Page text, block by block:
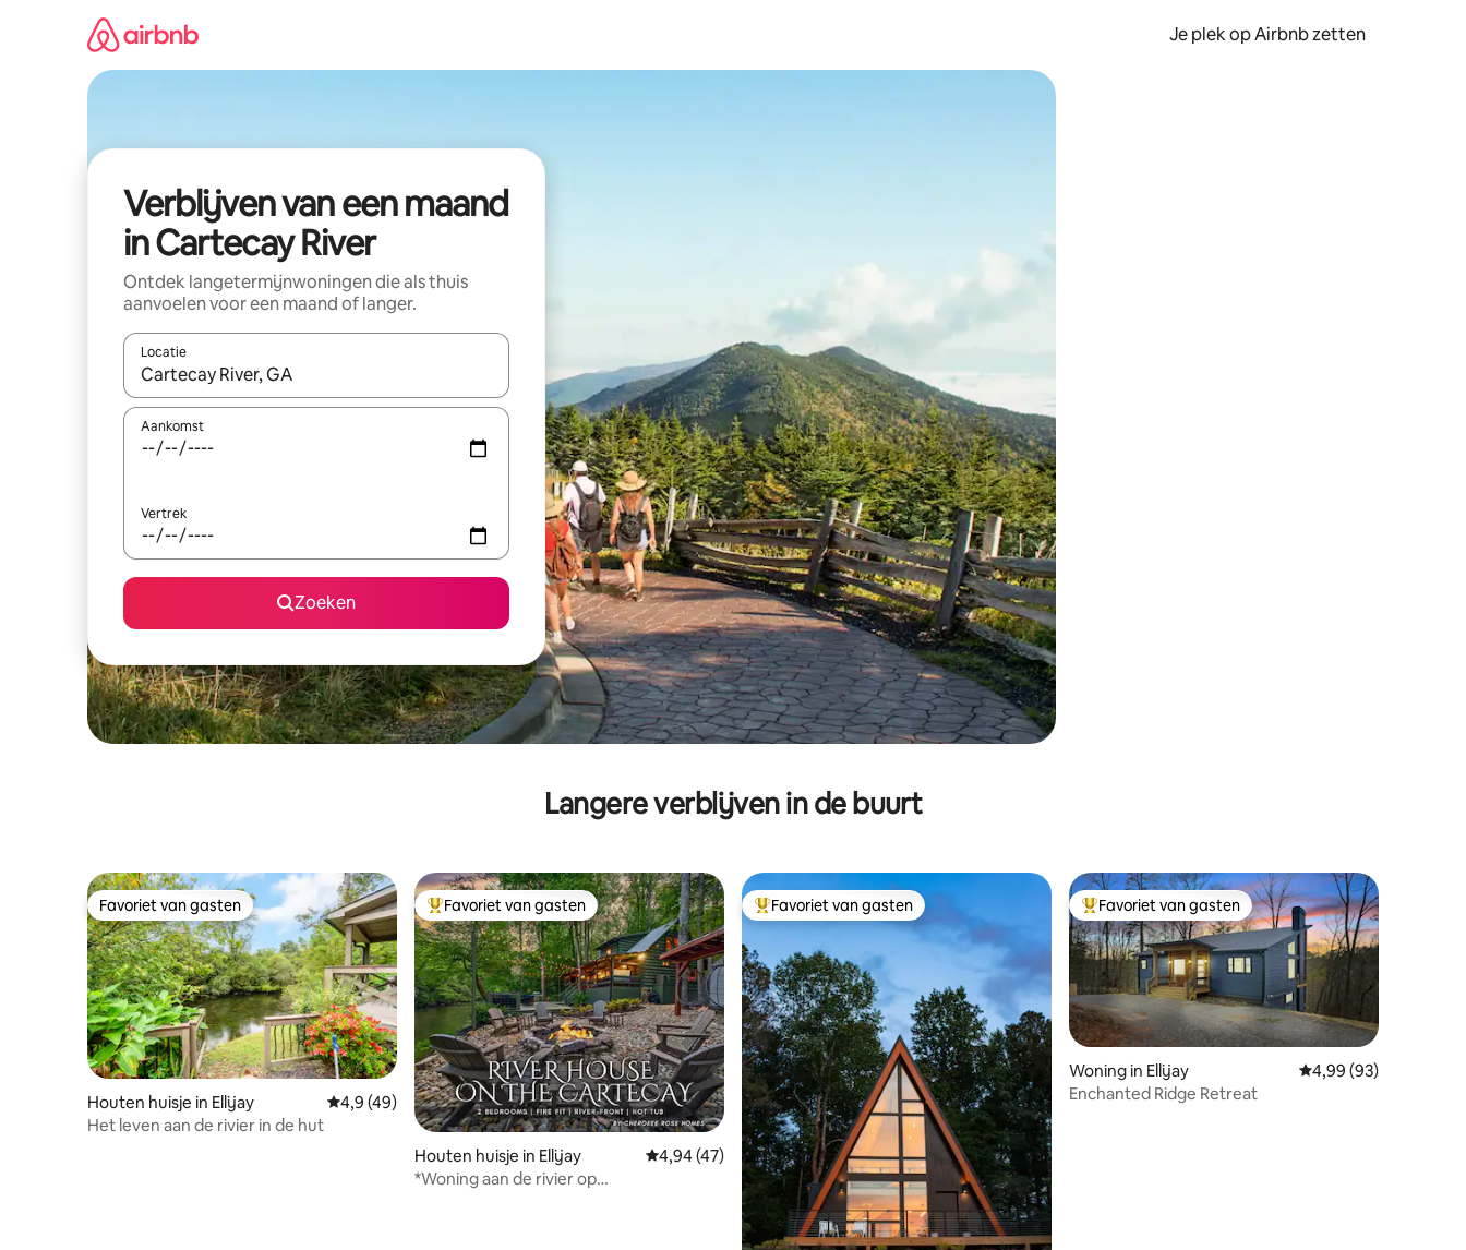
Je plek op Airbnb zetten
Verblijven van een maand
in Cartecay River
Ontdek langetermijnwoningen die als thuis
aanvoelen voor een maand of langer.
Locatie
Wanneer er resultaten beschikbaar zijn, maak je een keuze met je de pijltjestoetsen omhoog en omlaag, óf door te tikken of swipen.
Aankomst
Vertrek
Zoeken
Langere verblijven in de buurt
Favoriet van gasten
Favoriet van gasten
Houten huisje in Ellijay Gemiddelde beoordeling van 4,9 op 5, 49 recensies
4,9 (49)
Het leven aan de rivier in de hut
Topfavoriet van gasten
Favoriet van gasten
Houten huisje in Ellijay Gemiddelde beoordeling van 4,94 op 5, 47 recensies
4,94 (47)
*Woning aan de rivier op
Topfavoriet van gasten
Favoriet van gasten Topfavoriet van gasten
Favoriet van gasten
Woning in Ellijay Gemiddelde
4,99 (93)
Enchanted Ridge Retreat